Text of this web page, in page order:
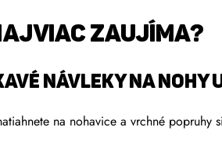
ZAUJÍMA?
návleky na nohy
na nohavice a vrchné